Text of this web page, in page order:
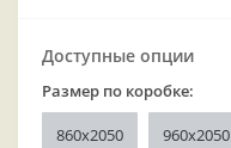
Доступные опции
Размер по коробке:
860x2050 960x2050